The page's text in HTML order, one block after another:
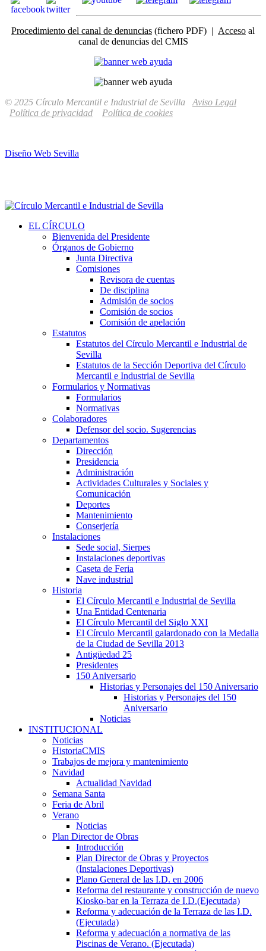
Procedimiento del canal de denuncias (fichero PDF) | Acceso al
canal de denuncias del CMIS
© 2025 Círculo Mercantil e Industrial de Sevilla Aviso Legal
Política de privacidad
Política de cookies
Diseño Web Sevilla
EL CÍRCULO
Bienvenida del Presidente
Órganos de Gobierno
Junta Directiva
Comisiones
Revisora de cuentas
De disciplina
Admisión de socios
Comisión de socios
Comisión de apelación
Estatutos
Estatutos del Círculo Mercantil e Industrial de
Sevilla
Estatutos de la Sección Deportiva del Círculo
Mercantil e Industrial de Sevilla
Formularios y Normativas
Formularios
Normativas
Colaboradores
Defensor del socio. Sugerencias
Departamentos
Dirección
Presidencia
Administración
Actividades Culturales y Sociales y
Comunicación
Deportes
Mantenimiento
Conserjería
Instalaciones
Sede social, Sierpes
Instalaciones deportivas
Caseta de Feria
Nave industrial
Historia
El Círculo Mercantil e Industrial de Sevilla
Una Entidad Centenaria
El Círculo Mercantil del Siglo XXI
El Círculo Mercantil galardonado con la Medalla
de la Ciudad de Sevilla 2013
Antigüedad 25
Presidentes
150 Aniversario
Historias y Personajes del 150 Aniversario
Historias y Personajes del 150
Aniversario
Noticias
INSTITUCIONAL
Noticias
HistoriaCMIS
Trabajos de mejora y mantenimiento
Navidad
Actualidad Navidad
Semana Santa
Feria de Abril
Verano
Noticias
Plan Director de Obras
Introducción
Plan Director de Obras y Proyectos
(Instalaciones Deportivas)
Plano General de las I.D. en 2006
Reforma del restaurante y construcción de nuevo
Kiosko-bar en la Terraza de I.D.(Ejecutada)
Reforma y adecuación de la Terraza de las I.D.
(Ejecutada)
Reforma y adecuación a normativa de las
Piscinas de Verano. (Ejecutada)